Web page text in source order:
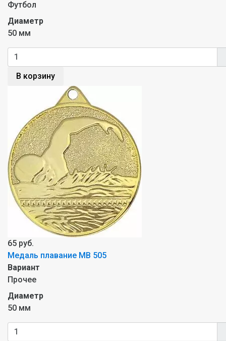
Футбол
Диаметр
50 мм
В корзину
65 руб.
Mедаль плавание MB 505
Вариант
Прочее
Диаметр
50 мм